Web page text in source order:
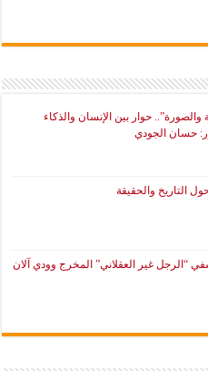
والصورة”.. حوار بين الإنسان والذكاء
حسان الجودي
“الرجل غير العقلاني” المخرج وودي آلان